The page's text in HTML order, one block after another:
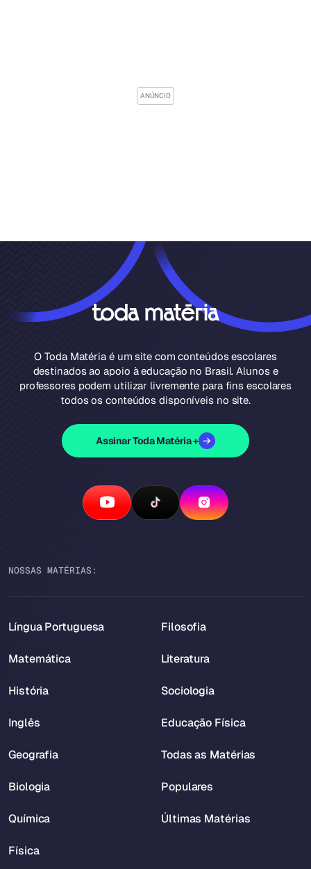
O Toda Matéria é um site com conteúdos escolares
destinados ao apoio à educação no Brasil. Alunos e
professores podem utilizar livremente para fins escolares
todos os conteúdos disponíveis no site.
Assinar Toda Matéria +
NOSSAS MATÉRIAS:
Língua Portuguesa
Matemática
História
Inglês
Geografia
Biologia
Química
Física
Filosofia
Literatura
Sociologia
Educação Física
Todas as Matérias
Populares
Últimas Matérias